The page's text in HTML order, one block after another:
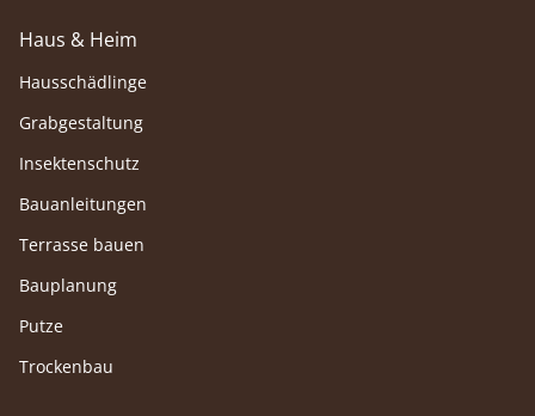
Haus & Heim
Hausschädlinge
Grabgestaltung
Insektenschutz
Bauanleitungen
Terrasse bauen
Bauplanung
Putze
Trockenbau